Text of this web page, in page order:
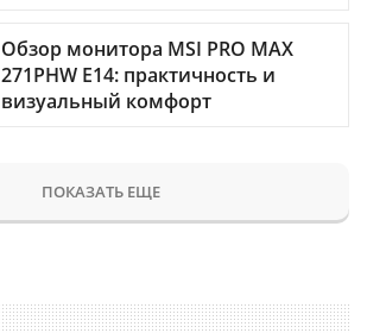
Обзор монитора MSI PRO MAX
271PHW E14: практичность и
визуальный комфорт
ПОКАЗАТЬ ЕЩЕ